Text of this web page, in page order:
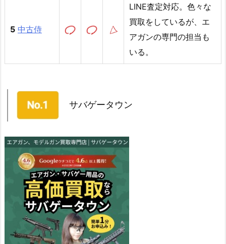
5 中古侍
LINE査定対応。色々な
買取をしているが、エ
アガンの専門の担当も
いる。
サバゲータウン